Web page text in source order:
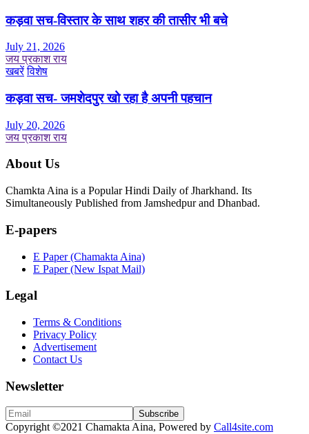
कड़वा सच-विस्तार के साथ शहर की तासीर भी बचे
July 21, 2026
जय प्रकाश राय
खबरें विशेष
कड़वा सच- जमशेदपुर खो रहा है अपनी पहचान
July 20, 2026
जय प्रकाश राय
About Us
Chamkta Aina is a Popular Hindi Daily of Jharkhand. Its
Simultaneously Published from Jamshedpur and Dhanbad.
E-papers
E Paper (Chamakta Aina)
E Paper (New Ispat Mail)
Legal
Terms & Conditions
Privacy Policy
Advertisement
Contact Us
Newsletter
Copyright©2021 Chamakta Aina, Powered by Call4site.com